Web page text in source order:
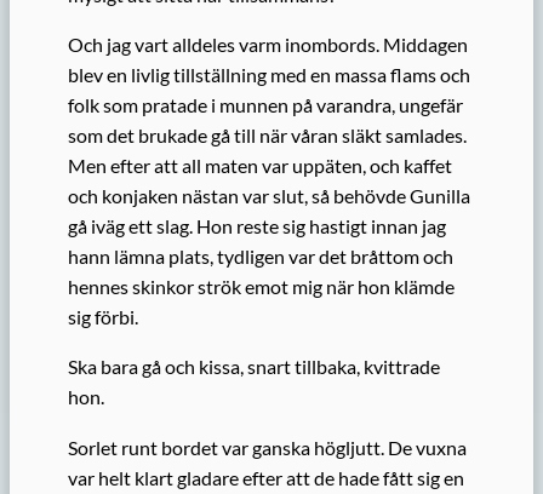
Och jag vart alldeles varm inombords. Middagen
blev en livlig tillställning med en massa flams och
folk som pratade i munnen på varandra, ungefär
som det brukade gå till när våran släkt samlades.
Men efter att all maten var uppäten, och kaffet
och konjaken nästan var slut, så behövde Gunilla
gå iväg ett slag. Hon reste sig hastigt innan jag
hann lämna plats, tydligen var det bråttom och
hennes skinkor strök emot mig när hon klämde
sig förbi.
Ska bara gå och kissa, snart tillbaka, kvittrade
hon.
Sorlet runt bordet var ganska högljutt. De vuxna
var helt klart gladare efter att de hade fått sig en